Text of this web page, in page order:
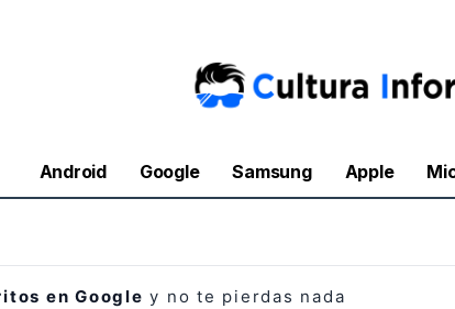
Android Google Samsung Apple
en Google y no te pierdas nada